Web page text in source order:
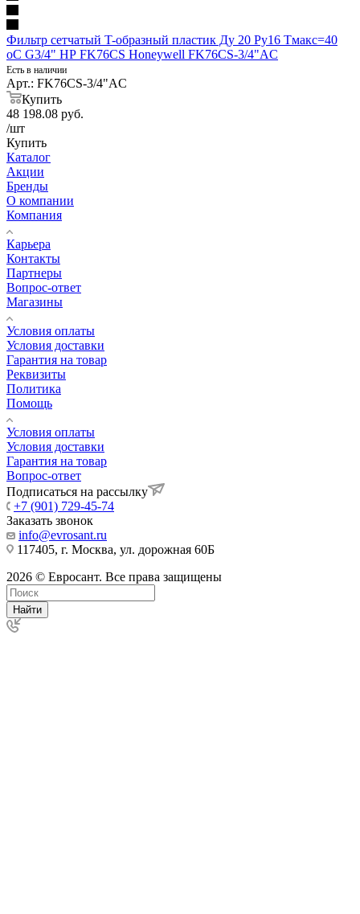
Фильтр сетчатый T-образный пластик Ду 20 Ру16 Тмакс=40
oC G3/4" НР FK76CS Honeywell FK76CS-3/4"AC
Есть в наличии
Арт.: FK76CS-3/4"AC
Купить
48 198.08 руб.
/шт
Купить
Каталог
Акции
Бренды
О компании
Компания
Карьера
Контакты
Партнеры
Вопрос-ответ
Магазины
Условия оплаты
Условия доставки
Гарантия на товар
Реквизиты
Политика
Помощь
Условия оплаты
Условия доставки
Гарантия на товар
Вопрос-ответ
Подписаться на рассылку
+7 (901) 729-45-74
Заказать звонок
info@evrosant.ru
117405, г. Москва, ул. дорожная 60Б
2026 © Евросант. Все права защищены
Найти